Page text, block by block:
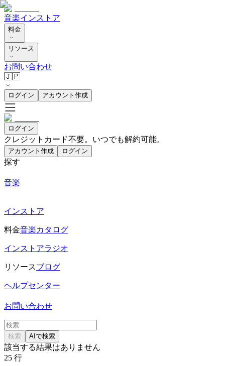
音楽インストア
料金
リソース
お問い合わせ
🇯🇵
ログイン アカウント作成
ログイン
クレジットカード不要。いつでも解約可能。
アカウント作成 ログイン
探す
音楽
インストア
料金音楽カタログ
インストアラジオ
リソースブログ
ヘルプセンター
お問い合わせ
検索 AIで検索
該当する結果はありません
25 行